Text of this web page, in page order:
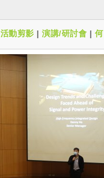
活動剪影 |演講/研討會 |何